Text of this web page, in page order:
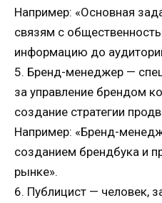
Например: «Основная
связям с
информацию до
5. Бренд-менеджер —
за управление брендом
создание стратегии
Например: «Бренд-
созданием брендбука и
рынке».
6. Публицист — человек,